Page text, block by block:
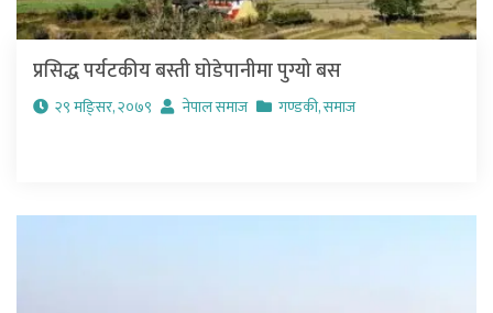
प्रसिद्ध पर्यटकीय बस्ती घोडेपानीमा पुग्यो बस
२९ मङि्सर, २०७९ नेपाल समाज गण्डकी,समाज